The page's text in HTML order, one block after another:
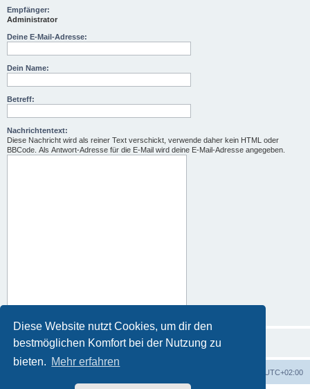
Diese Website nutzt Cookies, um dir den
bestmöglichen Komfort bei der Nutzung zu
bieten. Mehr erfahren
Empfänger:
Administrator
Deine E-Mail-Adresse:
Dein Name:
Betreff:
Nachrichtentext:
Diese Nachricht wird als reiner Text verschickt, verwende daher kein HTML oder
BBCode. Als Antwort-Adresse für die E-Mail wird deine E-Mail-Adresse angegeben.
UTC+02:00